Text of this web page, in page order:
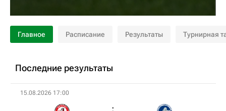
Главное Расписание Результаты Турнирная
Последние результаты
15.08.2026 17:00